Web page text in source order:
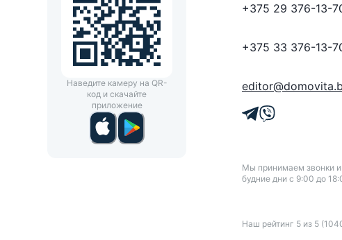
Наведите камеру на QR-
код и скачайте
приложение
+375 29 376-13-
+375 33 376-13-
Мы принимаем звонки
будние дни с 9:00 до
Наш рейтинг 5 из 5 (